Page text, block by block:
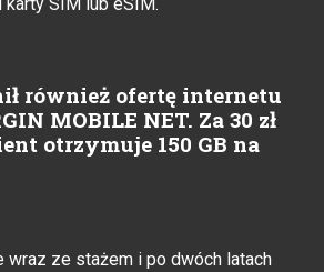
również ofertę internetu
MOBILE NET. Za 30 zł
otrzymuje 150 GB na
wraz ze stażem i po dwóch latach